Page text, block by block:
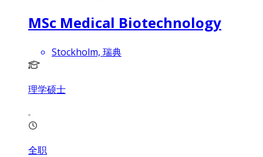
MSc Medical Biotechnology
Stockholm, 瑞典
理学硕士
全职